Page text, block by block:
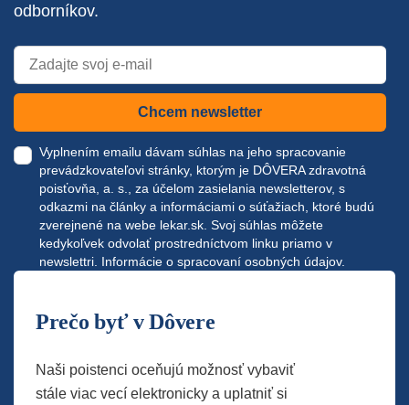
odborníkov.
Chcem newsletter
Vyplnením emailu dávam súhlas na jeho spracovanie
prevádzkovateľovi stránky, ktorým je DÔVERA zdravotná
poisťovňa, a. s., za účelom zasielania newsletterov, s
odkazmi na články a informáciami o súťažiach, ktoré budú
zverejnené na webe lekar.sk . Svoj súhlas môžete
kedykoľvek odvolať prostredníctvom linku priamo v
newslettri. Informácie o spracovaní osobných údajov.
Prečo byť v Dôvere
Naši poistenci oceňujú možnosť vybaviť
stále viac vecí elektronicky a uplatniť si